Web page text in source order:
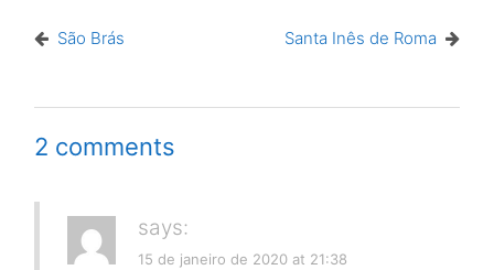
São Brás Santa Inês de Roma
2 comments
says:
15 de janeiro de 2020 at 21:38